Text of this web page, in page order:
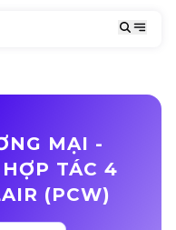
MẠI -
TÁC 4
(PCW)